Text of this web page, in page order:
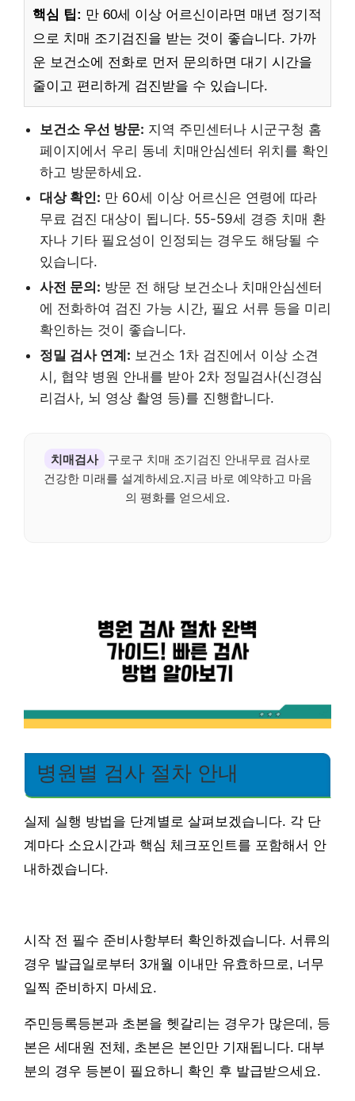
핵심 팁: 만 60세 이상 어르신이라면 매년 정기적
으로 치매 조기검진을 받는 것이 좋습니다. 가까
운 보건소에 전화로 먼저 문의하면 대기 시간을
줄이고 편리하게 검진받을 수 있습니다.
보건소 우선 방문: 지역 주민센터나 시군구청 홈
페이지에서 우리 동네 치매안심센터 위치를 확인
하고 방문하세요.
대상 확인: 만 60세 이상 어르신은 연령에 따라
무료 검진 대상이 됩니다. 55-59세 경증 치매 환
자나 기타 필요성이 인정되는 경우도 해당될 수
있습니다.
사전 문의: 방문 전 해당 보건소나 치매안심센터
에 전화하여 검진 가능 시간, 필요 서류 등을 미리
확인하는 것이 좋습니다.
정밀 검사 연계: 보건소 1차 검진에서 이상 소견
시, 협약 병원 안내를 받아 2차 정밀검사(신경심
리검사, 뇌 영상 촬영 등)를 진행합니다.
치매검사
구로구 치매 조기검진 안내무료 검사로
건강한 미래를 설계하세요.지금 바로 예약하고 마음
의 평화를 얻으세요.
병원별 검사 절차 안내
실제 실행 방법을 단계별로 살펴보겠습니다. 각 단
계마다 소요시간과 핵심 체크포인트를 포함해서 안
내하겠습니다.
시작 전 필수 준비사항부터 확인하겠습니다. 서류의
경우 발급일로부터 3개월 이내만 유효하므로, 너무
일찍 준비하지 마세요.
주민등록등본과 초본을 헷갈리는 경우가 많은데, 등
본은 세대원 전체, 초본은 본인만 기재됩니다. 대부
분의 경우 등본이 필요하니 확인 후 발급받으세요.